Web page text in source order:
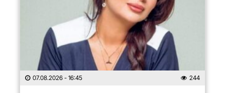
07.08.2026 - 16:45 244